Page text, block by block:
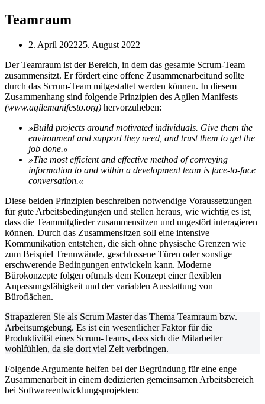
Teamraum
2. April 202225. August 2022
Der Teamraum ist der Bereich, in dem das gesamte Scrum-Team
zusammensitzt. Er fördert eine offene Zusammenarbeitund sollte
durch das Scrum-Team mitgestaltet werden können. In diesem
Zusammenhang sind folgende Prinzipien des Agilen Manifests
(www.agilemanifesto.org) hervorzuheben:
»Build projects around motivated individuals. Give them the
environment and support they need, and trust them to get the
job done.«
»The most efficient and effective method of conveying
information to and within a development team is face-to-face
conversation.«
Diese beiden Prinzipien beschreiben notwendige Voraussetzungen
für gute Arbeitsbedingungen und stellen heraus, wie wichtig es ist,
dass die Teammitglieder zusammensitzen und ungestört interagieren
können. Durch das Zusammensitzen soll eine intensive
Kommunikation entstehen, die sich ohne physische Grenzen wie
zum Beispiel Trennwände, geschlossene Türen oder sonstige
erschwerende Bedingungen entwickeln kann. Moderne
Bürokonzepte folgen oftmals dem Konzept einer flexiblen
Anpassungsfähigkeit und der variablen Ausstattung von
Büroflächen.
Strapazieren Sie als Scrum Master das Thema Teamraum bzw.
Arbeitsumgebung. Es ist ein wesentlicher Faktor für die
Produktivität eines Scrum-Teams, dass sich die Mitarbeiter
wohlfühlen, da sie dort viel Zeit verbringen.
Folgende Argumente helfen bei der Begründung für eine enge
Zusammenarbeit in einem dedizierten gemeinsamen Arbeitsbereich
bei Softwareentwicklungsprojekten: